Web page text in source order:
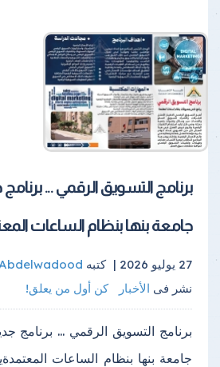
برنامج التسويق الرقمي ... برنامج
جامعة بنها بنظام الساعات
27 يوليو 2026 | كتبه
نشر فى الأخبار كن أول من يعلق!
برنامج التسويق الرقمي ... برنامج
جامعة بنها بنظام الساعات